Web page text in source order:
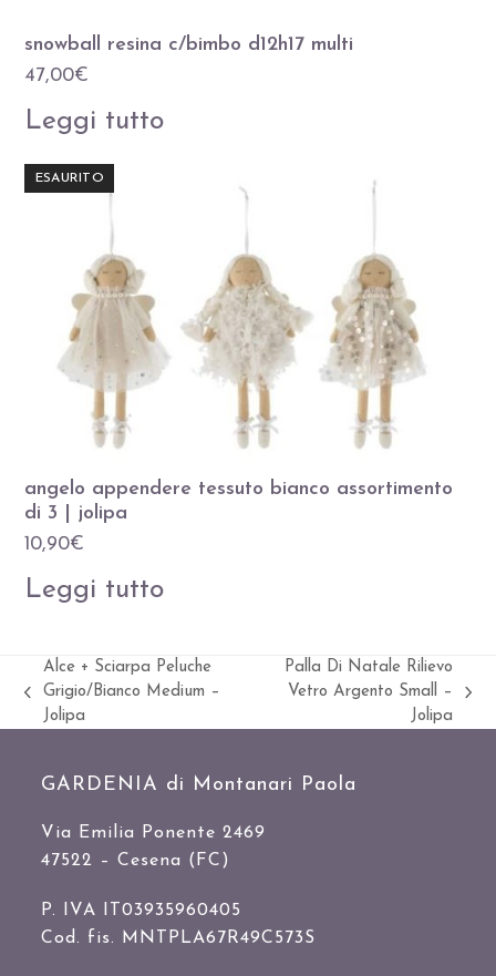
snowball resina c/bimbo d12h17 multi
47,00€
Leggi tutto
ESAURITO
angelo appendere tessuto bianco assortimento
di 3 | jolipa
10,90€
Leggi tutto
Slide
precedente:
Alce + Sciarpa Peluche
Grigio/Bianco Medium –
Jolipa
articolo:
Palla Di Natale Rilievo
Vetro Argento Small –
Jolipa
GARDENIA di Montanari Paola
Via Emilia Ponente 2469
47522 – Cesena (FC)
P. IVA IT03935960405
Cod. fis. MNTPLA67R49C573S